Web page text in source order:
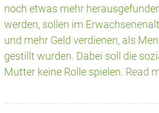
noch etwas mehr
werden, sollen im
und mehr Geld verdienen, als
gestillt wurden. Dabei soll die
Mutter keine Rolle spielen. Read